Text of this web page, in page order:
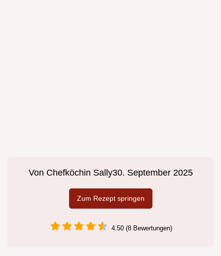
Von Chefköchin Sally30. September 2025
Zum Rezept springen
4.50 (8 Bewertungen)